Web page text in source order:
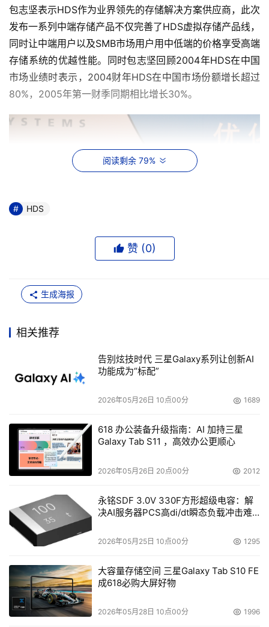
包志坚表示HDS作为业界领先的存储解决方案供应商，此次
发布一系列中端存储产品不仅完善了HDS虚拟存储产品线，
同时让中端用户以及SMB市场用户用中低端的价格享受高端
存储系统的优越性能。同时包志坚回顾2004年HDS在中国
市场业绩时表示，2004财年HDS在中国市场份额增长超过
80%，2005年第一财季同期相比增长30%。
TagmaStore可调整模块化存储和工作组模块化存储系统
可通过日立TagmaStore网络存储控制器或通用存储平台中
的嵌入式虚拟层，为独立运作模式或分层存储环境，提供最
为具有多种性能和归档要求的数据提供最佳存储支持。
IDC集团信息基础构架及应用技术副总裁兼总经理John
McArthur表示：“IT专业人员正在寻找通用的存储和数据管
理功能，而不愿被限制在单磁盘解决方案之中。像日立USP
以上的异构存储媒介组合在一起。这使用户能够混合使用光
纤通道（FC）和SATA配置，包括新的WMS/AMS 100-
500，从而使存储经理们能够灵活地优化应用，满足对性
WMS产品，日立数据的现有客户将可以利用熟悉的与日立
数据高端产品通用的软件，从而更加简便地利用虚拟化功能
以及其他高级功能。”
阅读剩余 79%
HDS
赞 (0)
生成海报
相关推荐
告别炫技时代 三星Galaxy系列让创新AI
功能成为“标配”
2026年05月26日 10点00分 1689
618 办公装备升级指南：AI 加持三星
Galaxy Tab S11 ，高效办公更顺心
2026年05月26日 20点00分 2012
永铭SDF 3.0V 330F方形超级电容：解
决AI服务器PCS高di/dt瞬态负载冲击难
2026年05月25日 10点00分 1295
大容量存储空间 三星Galaxy Tab S10 FE
成618必购大屏好物
2026年05月28日 10点00分 1996